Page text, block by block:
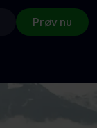
Prøv nu